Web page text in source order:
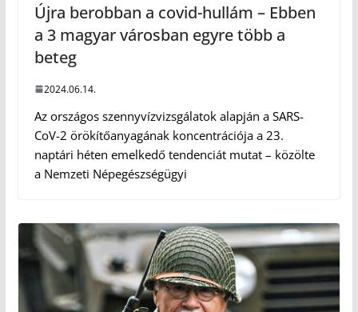
Újra berobban a covid-hullám – Ebben
a 3 magyar városban egyre több a
beteg
2024.06.14.
Az országos szennyvízvizsgálatok alapján a SARS-
CoV-2 örökítőanyagának koncentrációja a 23.
naptári héten emelkedő tendenciát mutat – közölte
a Nemzeti Népegészségügyi